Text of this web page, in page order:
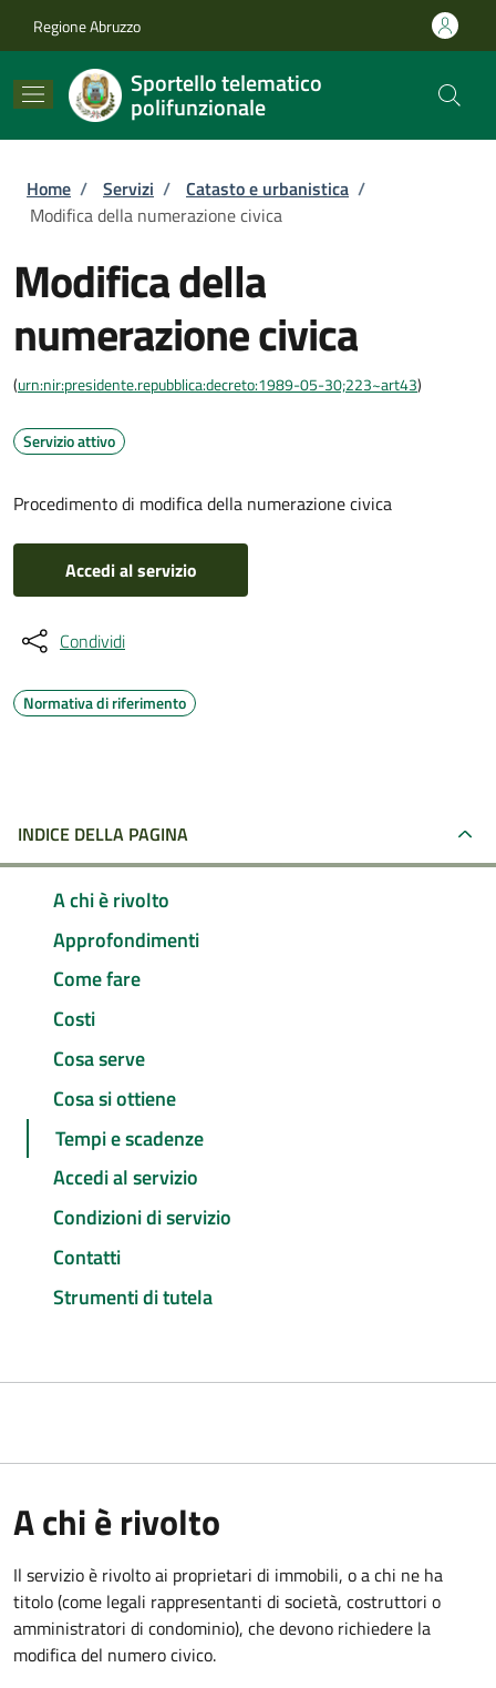
Regione Abruzzo
Sportello telematico
polifunzionale
Briciole di pane
Home / Servizi / Catasto e urbanistica /
Modifica della numerazione civica
Modifica della
numerazione civica
(urn:nir:presidente.repubblica:decreto:1989-05-30;223~art43)
Servizio attivo
Procedimento di modifica della numerazione civica
Accedi al servizio
Condividi
Normativa di riferimento
INDICE DELLA PAGINA
A chi è rivolto
Approfondimenti
Come fare
Costi
Cosa serve
Cosa si ottiene
Tempi e scadenze
Accedi al servizio
Condizioni di servizio
Contatti
Strumenti di tutela
A chi è rivolto
Il servizio è rivolto ai proprietari di immobili, o a chi ne ha
titolo (come legali rappresentanti di società, costruttori o
amministratori di condominio), che devono richiedere la
modifica del numero civico.